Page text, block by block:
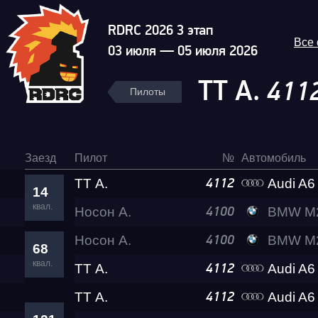
Гонка
RDRC Юг 6 этап
RDRC 2026 3 этап
03 июля — 05 июля 2026
Все
Пилоты ТТ А.
Заезд Пилот № Автомобиль
14
квал.
ТТ А. 4112 Audi A6
Носон А.
4100 BMW
68
квал.
Носон А. 4100 BMW
ТТ А.
4112 Audi A6
ТТ А. 4112 Audi A6